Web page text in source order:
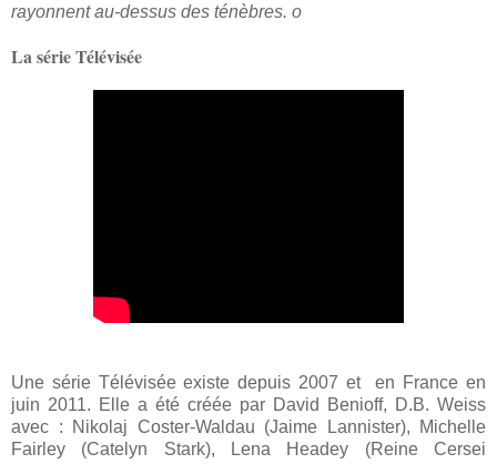
rayonnent au-dessus des ténèbres. o
La série Télévisée
Une série Télévisée existe depuis 2007 et en France en
juin 2011. Elle a été créée par David Benioff, D.B. Weiss
avec : Nikolaj Coster-Waldau (Jaime Lannister), Michelle
Fairley (Catelyn Stark), Lena Headey (Reine Cersei